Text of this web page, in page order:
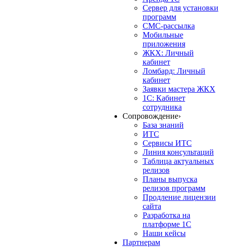
Сервер для установки
программ
СМС-рассылка
Мобильные
приложения
ЖКХ: Личный
кабинет
Ломбард: Личный
кабинет
Заявки мастера ЖКХ
1С: Кабинет
сотрудника
Сопровождение›
База знаний
ИТС
Сервисы ИТС
Линия консультаций
Таблица актуальных
релизов
Планы выпуска
релизов программ
Продление лицензии
сайта
Разработка на
платформе 1С
Наши кейсы
Партнерам